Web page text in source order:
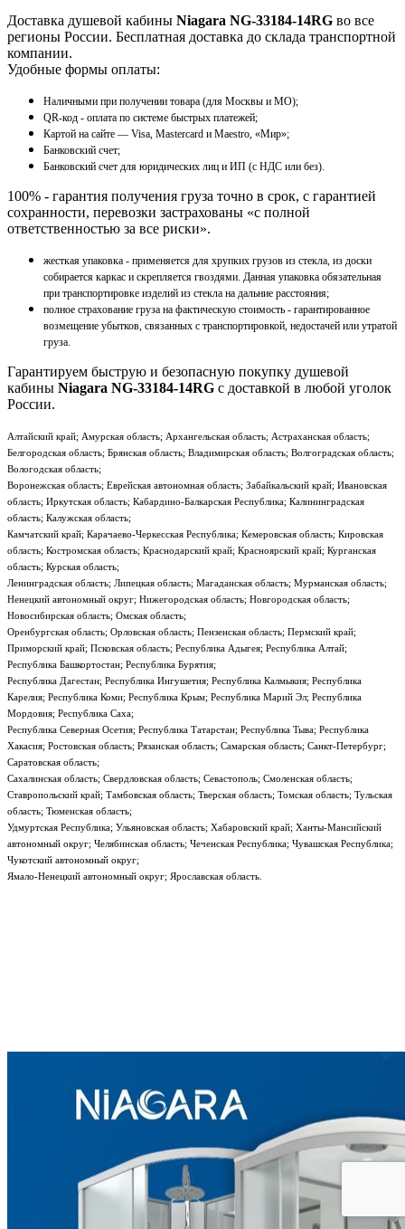
Доставка душевой кабины Niagara NG-33184-14RG во все
регионы России. Бесплатная доставка до склада транспортной
компании.
Удобные формы оплаты:
Наличными при получении товара (для Москвы и МО);
QR-код - оплата по системе быстрых платежей;
Картой на сайте — Visa, Mastercard и Maestro, «Мир»;
Банковский счет;
Банковский счет для юридических лиц и ИП (с НДС или без).
100% - гарантия получения груза точно в срок, с гарантией
сохранности, перевозки застрахованы «с полной
ответственностью за все риски».
жесткая упаковка - применяется для хрупких грузов из стекла, из доски
собирается каркас и скрепляется гвоздями. Данная упаковка обязательная
при транспортировке изделий из стекла на дальние расстояния;
полное страхование груза на фактическую стоимость - гарантированное
возмещение убытков, связанных с транспортировкой, недостачей или утратой
груза.
Гарантируем быструю и безопасную покупку душевой
кабины Niagara NG-33184-14RG с доставкой в любой уголок
России.
Алтайский край; Амурская область; Архангельская область; Астраханская область;
Белгородская область; Брянская область; Владимирская область; Волгоградская область;
Вологодская область;
Воронежская область; Еврейская автономная область; Забайкальский край; Ивановская
область; Иркутская область; Кабардино-Балкарская Республика; Калининградская
область; Калужская область;
Камчатский край; Карачаево-Черкесская Республика; Кемеровская область; Кировская
область; Костромская область; Краснодарский край; Красноярский край; Курганская
область; Курская область;
Ленинградская область; Липецкая область; Магаданская область; Мурманская область;
Ненецкий автономный округ; Нижегородская область; Новгородская область;
Новосибирская область; Омская область;
Оренбургская область; Орловская область; Пензенская область; Пермский край;
Приморский край; Псковская область; Республика Адыгея; Республика Алтай;
Республика Башкортостан; Республика Бурятия;
Республика Дагестан; Республика Ингушетия; Республика Калмыкия; Республика
Карелия; Республика Коми; Республика Крым; Республика Марий Эл; Республика
Мордовия; Республика Саха;
Республика Северная Осетия; Республика Татарстан; Республика Тыва; Республика
Хакасия; Ростовская область; Рязанская область; Самарская область; Санкт-Петербург;
Саратовская область;
Сахалинская область; Свердловская область; Севастополь; Смоленская область;
Ставропольский край; Тамбовская область; Тверская область; Томская область; Тульская
область; Тюменская область;
Удмуртская Республика; Ульяновская область; Хабаровский край; Ханты-Мансийский
автономный округ; Челябинская область; Чеченская Республика; Чувашская Республика;
Чукотский автономный округ;
Ямало-Ненецкий автономный округ; Ярославская область.